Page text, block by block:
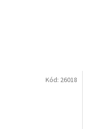
Kód: 26018